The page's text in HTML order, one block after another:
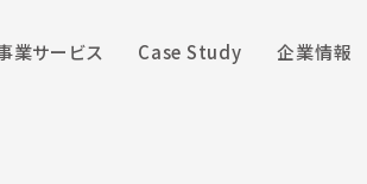
業サービス Case Study 企業情報